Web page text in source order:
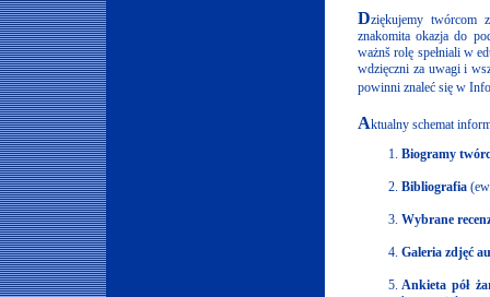
Dziękujemy twórcom
znakomita okazja do
ważnš rolę spełniali w
wdzięczni za uwagi i
powinni znaleć się w
Aktualny schemat
Biogramy
Bibliografia
Wybrane
Galeria zdjęć
Ankieta pół